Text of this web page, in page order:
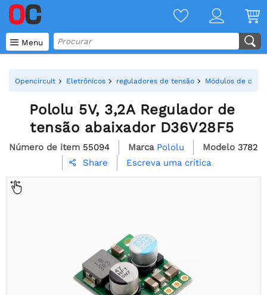
 Menu
Opencircuit Eletrônicos reguladores de tensão Módulos de
Pololu 5V, 3,2A Regulador de
tensão abaixador D36V28F5
Número de item 55094 Marca Pololu Modelo 3782
 Share Escreva uma crítica